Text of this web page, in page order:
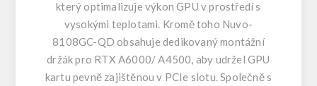
který optimalizuje výkon GPU v prostředí s
vysokými teplotami. Kromě toho Nuvo-
8108GC-QD obsahuje dedikovaný montážní
držák pro RTX A6000/ A4500, aby udržel GPU
kartu pevně zajištěnou v PCIe slotu. Společně s